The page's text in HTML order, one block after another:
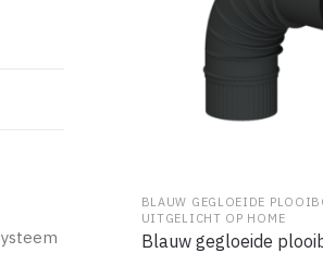
BLAUW GEGLOEIDE
UITGELICHT OP HOME
Blauw gegloeide